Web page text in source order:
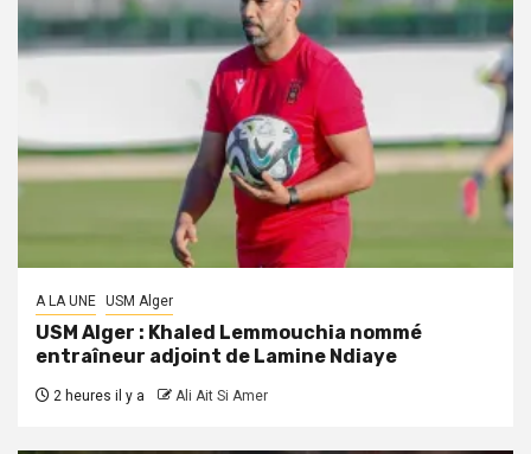
A LA UNE USM Alger
USM Alger : Khaled Lemmouchia nommé
entraîneur adjoint de Lamine Ndiaye
2 heures il y a Ali Ait Si Amer